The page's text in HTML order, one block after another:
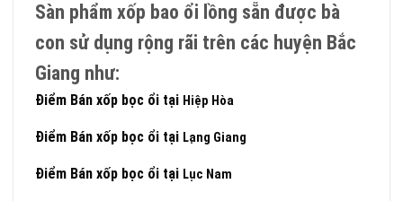
Sàn phẩm xốp bao ổi lồng sẵn được bà
con sử dụng rộng rãi trên các huyện Bắc
Giang như:
Điểm Bán xốp bọc ổi tại Hiệp Hòa
Điểm Bán xốp bọc ổi tại Lạng Giang
Điểm Bán xốp bọc ổi tại Lục Nam